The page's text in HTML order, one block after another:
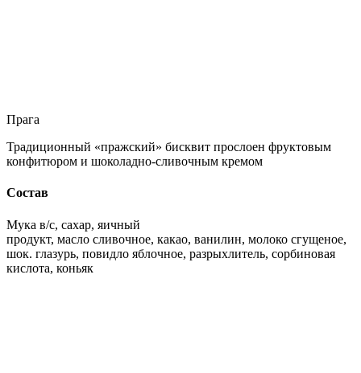
Прага
Традиционный «пражский» бисквит прослоен фруктовым
конфитюром и шоколадно-сливочным кремом
Состав
Мука в/с, сахар, яичный
продукт, масло сливочное, какао, ванилин, молоко сгущеное,
шок. глазурь, повидло яблочное, разрыхлитель, сорбиновая
кислота, коньяк